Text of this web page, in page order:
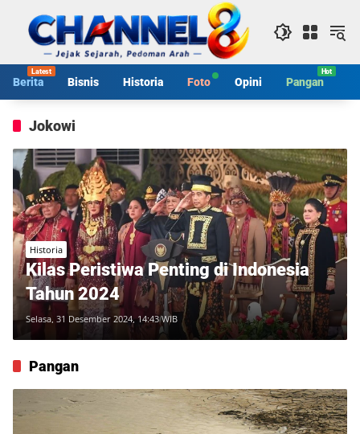
konten
Berita Bisnis Historia Foto Opini Pangan
Jokowi
Historia
Kilas Peristiwa Penting di Indonesia
Tahun 2024
Selasa, 31 Desember 2024, 14:43 WIB
Pangan